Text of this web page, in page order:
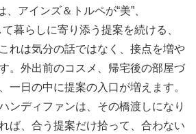
アインズ＆トルペが“美”、
て暮らしに寄り添う提案を続ける、
れは気分の話ではなく、接点を増や
。外出前のコスメ、帰宅後の部屋づ
一日の中に提案の入口が増えます。
ンディファンは、その橋渡しになり
ば、合う提案だけ拾って、合わない